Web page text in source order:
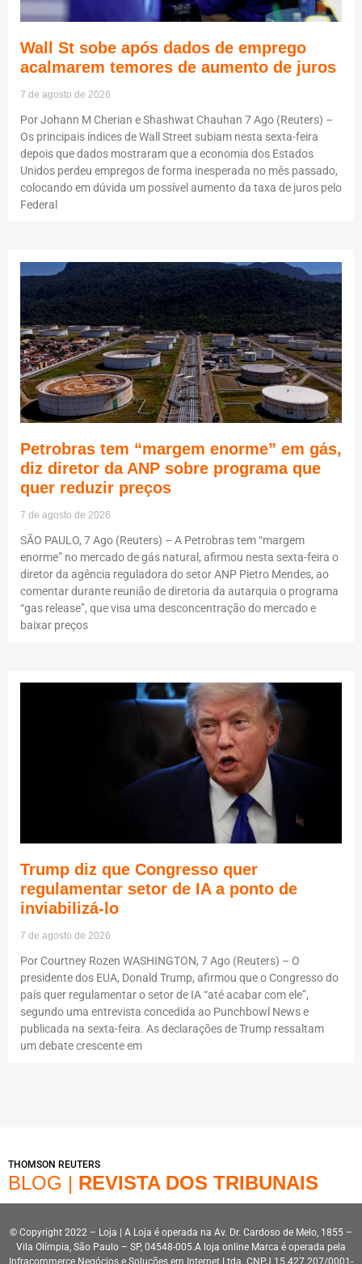
Wall St sobe após dados de emprego
acalmarem temores de aumento de juros
7 de agosto de 2026
Por Johann M Cherian e Shashwat Chauhan 7 Ago (Reuters) –
Os principais índices de Wall Street subiam nesta sexta-feira
depois que dados mostraram que a economia dos Estados
Unidos perdeu empregos de forma inesperada no mês passado,
colocando em dúvida um possível aumento da taxa de juros pelo
Federal
Petrobras tem “margem enorme” em gás,
diz diretor da ANP sobre programa que
quer reduzir preços
7 de agosto de 2026
SÃO PAULO, 7 Ago (Reuters) – A Petrobras tem “margem
enorme” no mercado de gás natural, afirmou nesta sexta-feira o
diretor da agência reguladora do setor ANP Pietro Mendes, ao
comentar durante reunião de diretoria da autarquia o programa
“gas release”, que visa uma desconcentração do mercado e
baixar preços
Trump diz que Congresso quer
regulamentar setor de IA a ponto de
inviabilizá-lo
7 de agosto de 2026
Por Courtney Rozen WASHINGTON, 7 Ago (Reuters) – O
presidente dos EUA, Donald Trump, afirmou que o Congresso do
país quer regulamentar o setor de IA “até acabar com ele”,
segundo uma entrevista concedida ao Punchbowl News e
publicada na sexta-feira. As declarações de Trump ressaltam
um debate crescente em
THOMSON REUTERS
BLOG | REVISTA DOS TRIBUNAIS
© Copyright 2022 – Loja | A Loja é operada na Av. Dr. Cardoso de Melo, 1855 –
Vila Olímpia, São Paulo – SP, 04548-005.A loja online Marca é operada pela
Infracommerce Negócios e Soluções em Internet Ltda. CNPJ 15.427.207/0001-